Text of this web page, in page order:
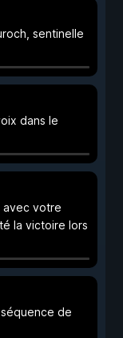
sentinelle
dans le
avec votre
la victoire lors
de